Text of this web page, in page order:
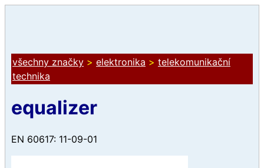
všechny značky > elektronika > telekomunikační
technika
equalizer
EN 60617: 11-09-01